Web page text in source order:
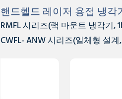
핸드헬드 레이저 용접 냉각
RMFL 시리즈(랙 마운트 냉각기,
CWFL- ANW 시리즈(일체형 설